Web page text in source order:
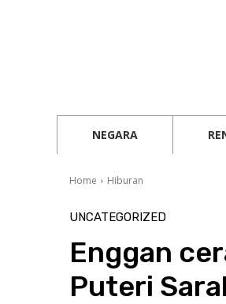
NEGARA
Home Hiburan
UNCATEGORIZED
Enggan
Puteri